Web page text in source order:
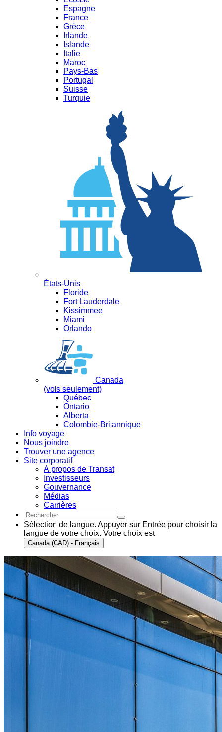
Espagne
France
Grèce
Irlande
Islande
Italie
Maroc
Pays-Bas
Portugal
Suisse
Turquie
États-Unis
Floride
Fort Lauderdale
Kissimmee
Miami
Orlando
Canada
(vols seulement)
Québec
Ontario
Alberta
Colombie-Britannique
Info voyage
Nous joindre
Trouver une agence
Site corporatif
À propos de Transat
Investisseurs
Gouvernance
Médias
Carrières
Sélection de langue. Appuyer sur Entrée pour choisir la
langue de votre choix. Votre choix est
Canada (CAD) - Français